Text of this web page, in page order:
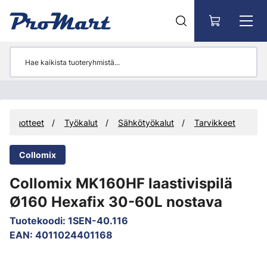
Tuotteet Työkalut Sähkötyökalut Tarvikkeet
Collomix
Collomix MK160HF laastivispilä
Ø160 Hexafix 30-60L nostava
Tuotekoodi: 1SEN-40.116
EAN: 4011024401168